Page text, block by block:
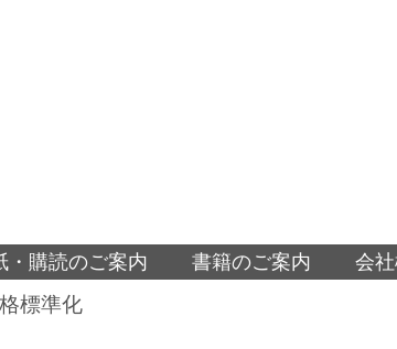
・購読のご案内 書籍のご案内 会
標準化